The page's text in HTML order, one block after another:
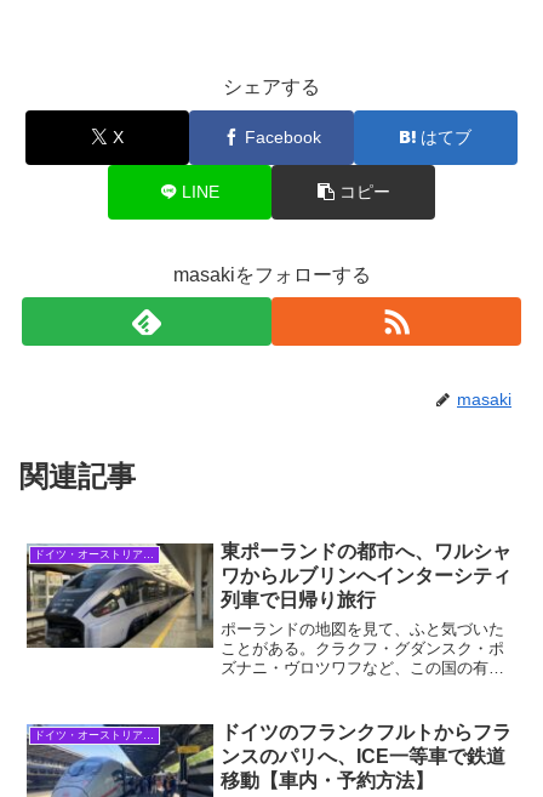
シェアする
X Facebook はてブ
LINE コピー
masakiをフォローする
masaki
関連記事
東ポーランドの都市へ、ワルシャ
ワからルブリンへインターシティ
列車で日帰り旅行
ポーランドの地図を見て、ふと気づいた
ことがある。クラクフ・グダンスク・ポ
ズナニ・ヴロツワフなど、この国の有名
ワルシャワが国土の東寄りなのだと言わ
れればそれまでなのだが、...
ドイツのフランクフルトからフラ
ンスのパリへ、ICE一等車で鉄道
移動【車内・予約方法】